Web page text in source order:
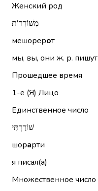
Женский род
מְשׁוֹרְרוֹת
мешорерот
мы, вы, они ж. р. пишут
Прошедшее время
1-е (Я) Лицо
Единственное число
שׁוֹרַרְתִּי
шорарти
я писал(а)
Множественное число